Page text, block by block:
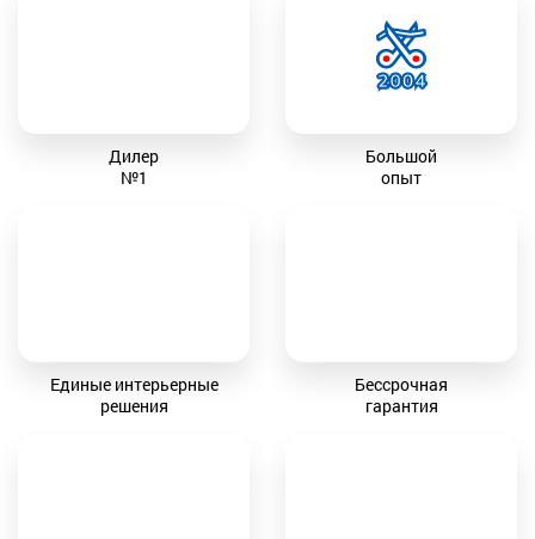
Дилер
№1
Большой
опыт
Единые интерьерные
решения
Бессрочная
гарантия